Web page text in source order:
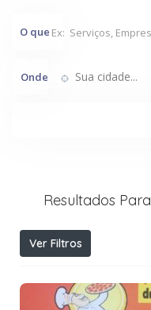
O que
Onde Sua cidade...
Resultados Para
Ver Filtros